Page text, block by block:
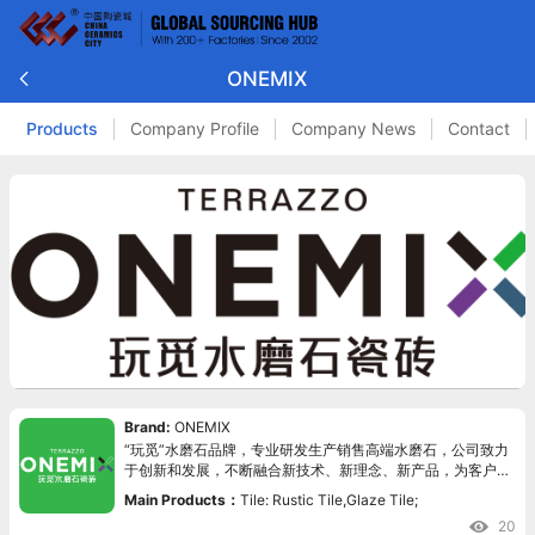
ONEMIX
Products Company Profile Company News Contact
Brand: ONEMIX
“玩觅”水磨石品牌，专业研发生产销售高端水磨石，公司致力
于创新和发展，不断融合新技术、新理念、新产品，为客户提
Main Products：
Tile: Rustic Tile,Glaze Tile;
20